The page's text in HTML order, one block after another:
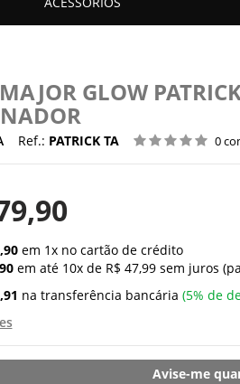
GLOW
Ref.: PATRICK TA 0
em 1x no cartão de crédito
em até 10x de R$ 47,99 sem juros
na transferência bancária (5% de
Avise-me